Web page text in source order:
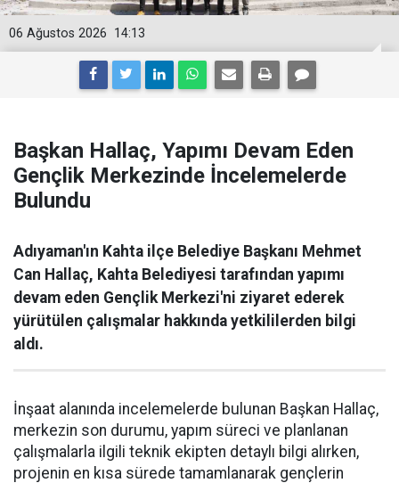
14:13
06 Ağustos 2026
Başkan Hallaç, Yapımı Devam Eden
Gençlik Merkezinde İncelemelerde
Bulundu
Adıyaman'ın Kahta ilçe Belediye Başkanı Mehmet
Can Hallaç, Kahta Belediyesi tarafından yapımı
devam eden Gençlik Merkezi'ni ziyaret ederek
yürütülen çalışmalar hakkında yetkililerden bilgi
aldı.
İnşaat alanında incelemelerde bulunan Başkan Hallaç,
merkezin son durumu, yapım süreci ve planlanan
çalışmalarla ilgili teknik ekipten detaylı bilgi alırken,
projenin en kısa sürede tamamlanarak gençlerin